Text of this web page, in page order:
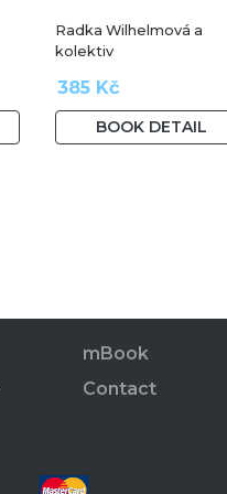
Radka Wilhelmová a
kolektiv
385 Kč
BOOK DETAIL
mBook
Contact